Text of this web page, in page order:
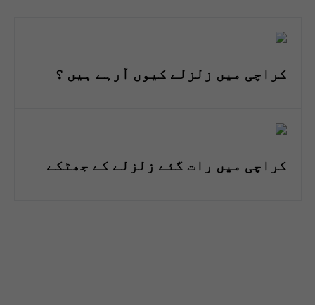
کراچی میں زلزلے کیوں آرہے ہیں ؟
کراچی میں رات گئے زلزلے کے جھٹکے